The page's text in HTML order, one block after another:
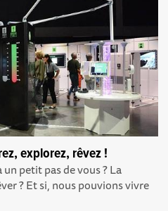
explorez, rêvez !
un petit pas de vous ? La
? Et si, nous pouvions vivre